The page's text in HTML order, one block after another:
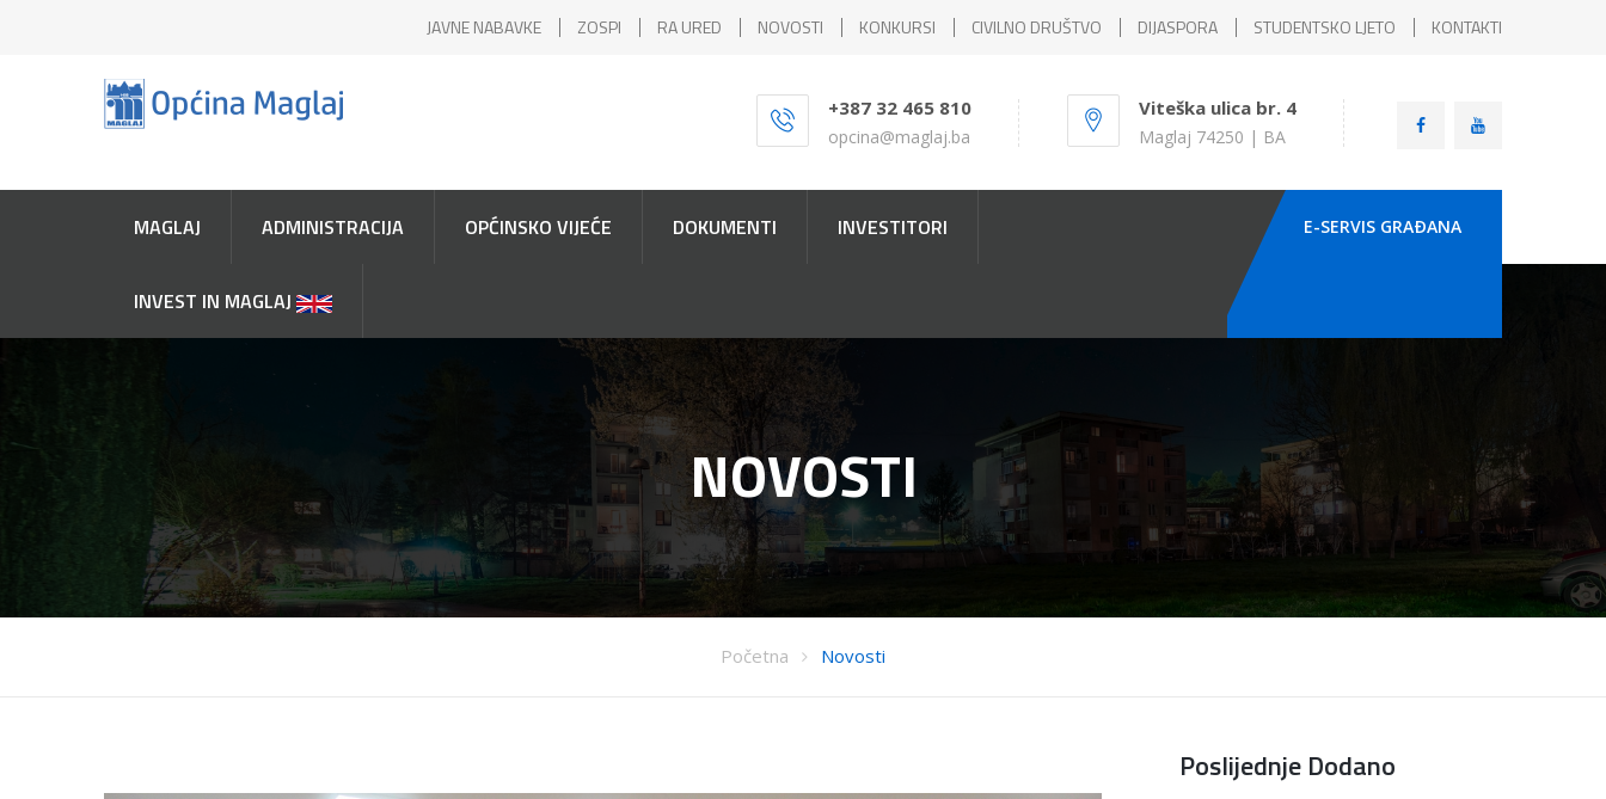
JAVNE NABAVKE ZOSPI RA URED NOVOSTI KONKURSI CIVILNO DRUŠTVO DIJASPORA STUDENTSKO LJETO KONTAKTI
+387 32 465 810
opcina@maglaj.ba
Viteška ulica br. 4
Maglaj 74250 | BA
MAGLAJ ADMINISTRACIJA OPĆINSKO VIJEĆE DOKUMENTI INVESTITORI
INVEST IN MAGLAJ
E-SERVIS GRAÐANA
NOVOSTI
Početna Novosti
Poslijednje Dodano